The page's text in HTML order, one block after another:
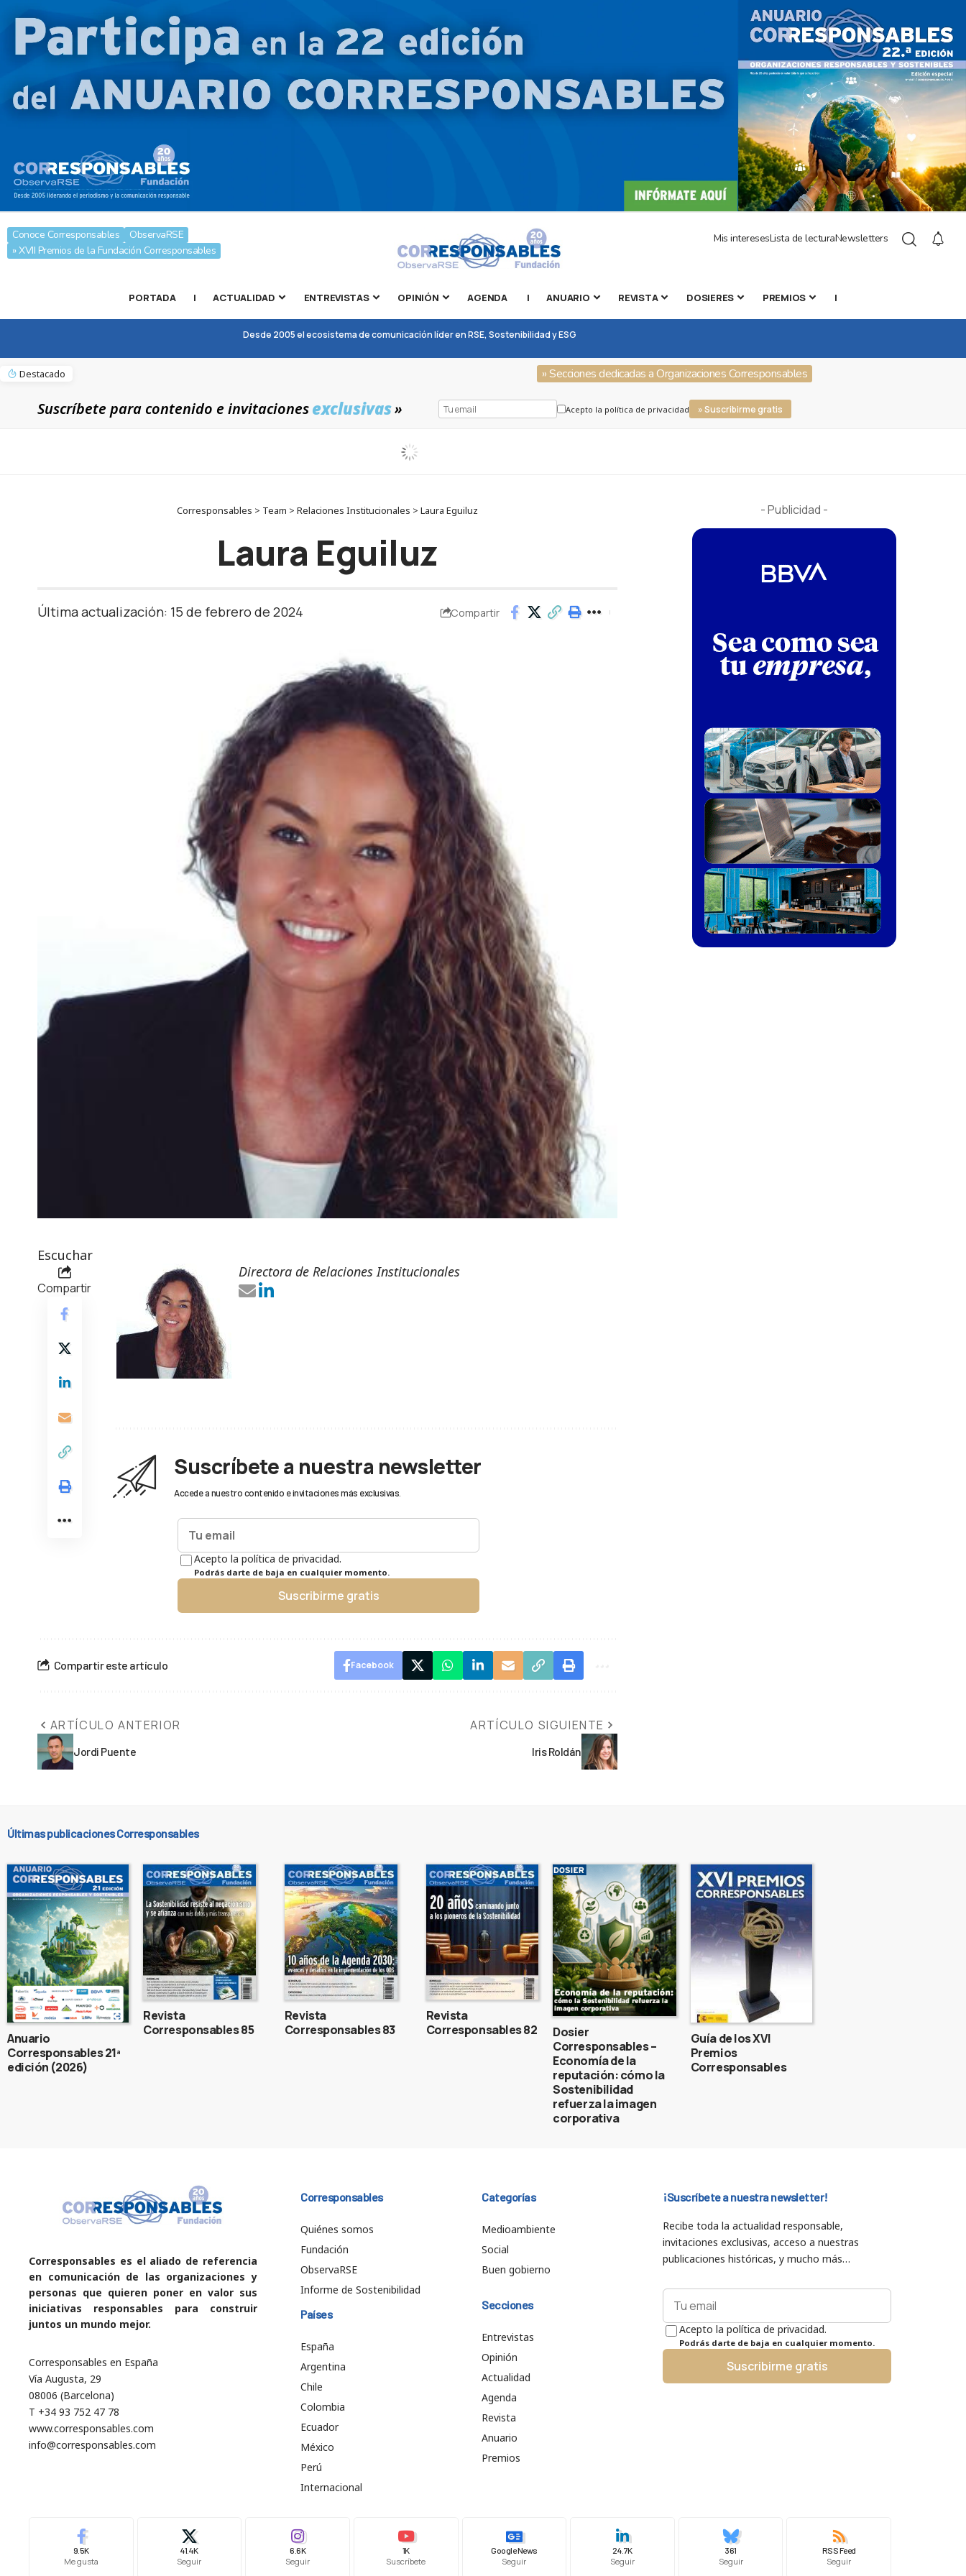
Conoce Corresponsables
ObservaRSE
» XVII Premios de la Fundación Corresponsables
Mis interesesLista de lecturaNewsletters
PORTADA | ACTUALIDAD ENTREVISTAS OPINIÓN AGENDA | ANUARIO REVISTA DOSIERES PREMIOS |
Desde 2005 el ecosistema de comunicación líder en RSE, Sostenibilidad y ESG
Destacado » Secciones dedicadas a Organizaciones Corresponsables
Suscríbete para contenido e invitacionesexclusivas» Acepto la política de privacidad » Suscribirme gratis
Corresponsables > Team > Relaciones Institucionales > Laura Eguiluz
Laura Eguiluz
Última actualización: 15 de febrero de 2024 Compartir
Escuchar
Compartir
Directora de Relaciones Institucionales
Suscríbete a nuestra newsletter
Accede a nuestro contenido e invitaciones más exclusivas.
Acepto la política de privacidad.
Podrás darte de baja en cualquier momento.
Suscribirme gratis
Compartir este artículo Facebook
ARTÍCULO ANTERIOR
Jordi Puente
ARTÍCULO SIGUIENTE
Iris Roldán
- Publicidad -
Últimas publicaciones Corresponsables
Anuario
Corresponsables 21ª
edición (2026)
Revista
Corresponsables 85
Revista
Corresponsables 83
Revista
Corresponsables 82
Dosier
Corresponsables –
Economía de la
reputación: cómo la
Sostenibilidad
refuerza la imagen
corporativa
Guía de los XVI
Premios
Corresponsables
Corresponsables es el aliado de referencia
en comunicación de las organizaciones y
personas que quieren poner en valor sus
iniciativas responsables para construir
juntos un mundo mejor.
Corresponsables en España
Vía Augusta, 29
08006 (Barcelona)
T +34 93 752 47 78
www.corresponsables.com
info@corresponsables.com
Corresponsables
Quiénes somos
Fundación
ObservaRSE
Informe de Sostenibilidad
Países
España
Argentina
Chile
Colombia
Ecuador
México
Perú
Internacional
Categorías
Medioambiente
Social
Buen gobierno
Secciones
Entrevistas
Opinión
Actualidad
Agenda
Revista
Anuario
Premios
¡Suscríbete a nuestra newsletter!
Recibe toda la actualidad responsable,
invitaciones exclusivas, acceso a nuestras
publicaciones históricas, y mucho más…
Acepto la política de privacidad.
Podrás darte de baja en cualquier momento.
Suscribirme gratis
9.5K
Me gusta
41.4K
Seguir
6.6K
Seguir
1K
Suscríbete
Google News
Seguir
24.7K
Seguir
361
Seguir
RSS Feed
Seguir